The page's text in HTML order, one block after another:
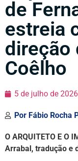
de
estreia
direção
Coêlho
5 de julho de 2026
Por Fábio Rocha
O ARQUITETO E O
Arrabal, tradução e